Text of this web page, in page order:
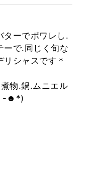
ターでポワレし.
ーで.同じく旬な
シャスです＊
物.鍋.ムニエル
☻*)